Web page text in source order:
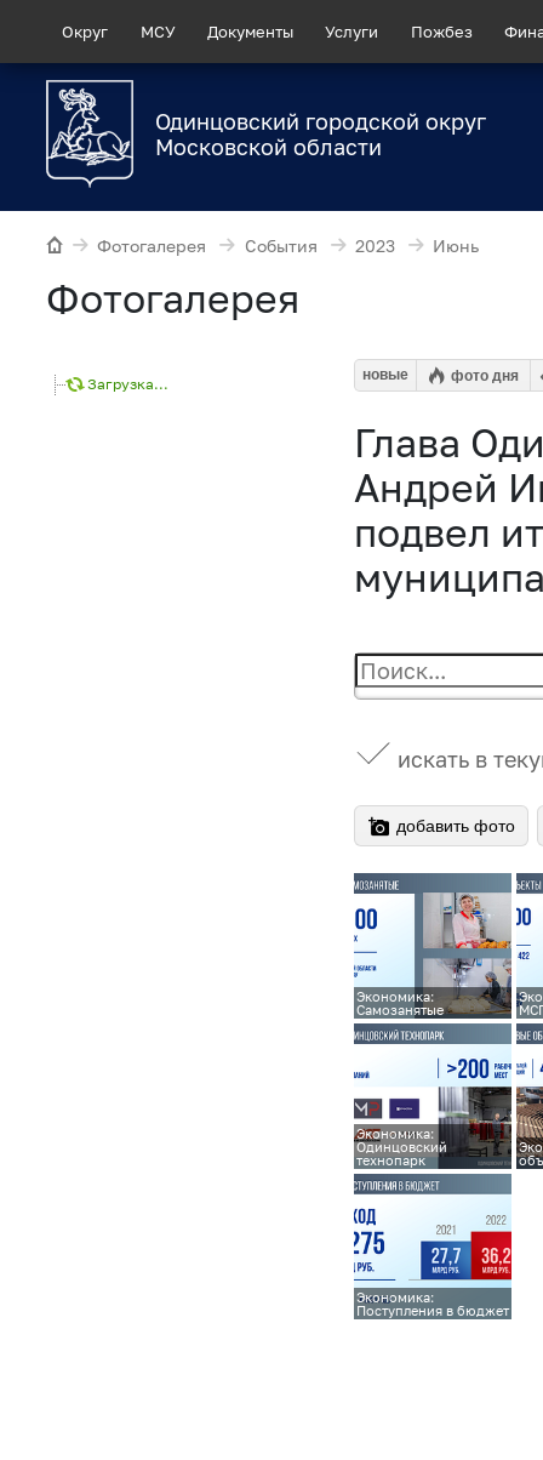
Округ МСУ Документы Услуги Пожбез
Одинцовский городской округ
Московской области
Фотогалерея События 2023 Июнь
Фотогалерея
Загрузка...
новые фото дня
Глава
Андрей
подвел
искать в
добавить фото
Экономика:
Самозанятые
Экономика:
Одинцовский
технопарк
Экономика:
Поступления в бюджет